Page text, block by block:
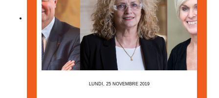
LUNDI, 25 NOVEMBRE 2019